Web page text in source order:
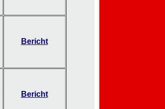
Bericht
Bericht